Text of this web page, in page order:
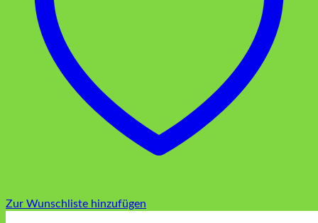
Zur Wunschliste hinzufügen